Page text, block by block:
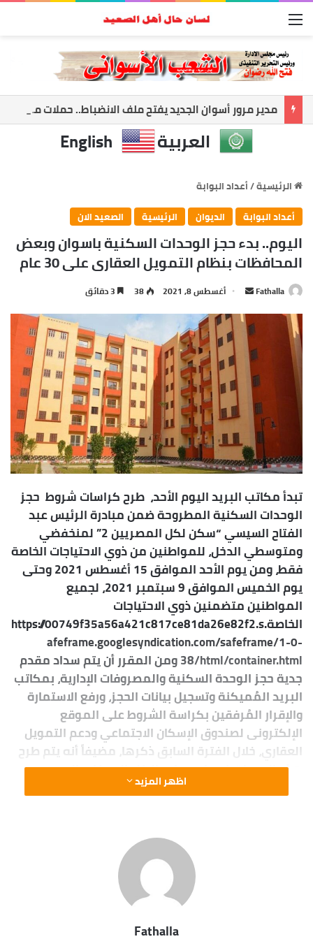
القائمة
مدير مرور أسوان الجديد يفتح ملف الانضباط.. حملات مكثفة لضبط الشارع ومواجهة المخالفات
العربية English
الرئيسية/أعداد البوابة
أعداد البوابة
الديوان الرئيسية الصعيد الان
اليوم.. بدء حجز الوحدات السكنية باسوان وبعض
المحافظات بنظام التمويل العقارى على 30 عام
Fathalla
أرسل
إلكترونيا
أغسطس 8, 2021 38
تبدأ مكاتب البريد اليوم الأحد، طرح كراسات شروط حجز
الوحدات السكنية المطروحة ضمن مبادرة الرئيس عبد
الفتاح السيسي “سكن لكل المصريين 2” لمنخفضي
ومتوسطي الدخل، للمواطنين من ذوي الاحتياجات الخاصة
فقط، ومن يوم الأحد الموافق 15 أغسطس 2021 وحتى
يوم الخميس الموافق 9 سبتمبر 2021، لجميع
المواطنين متضمنين ذوي الاحتياجات
الخاصة.https://00749f35a56a421c817ce81da26e82f2.s
afeframe.googlesyndication.com/safeframe/1-0-
38/html/container.html ومن المقرر أن يتم سداد مقدم
جدية حجز الوحدة السكنية والمصروفات الإدارية، بمكاتب
البريد المُميكنة وتسجيل بيانات الحجز، ورفع الاستمارة
والإقرار المُرفقين بكراسة الشروط على الموقع
الإلكترونى لصندوق الإسكان الاجتماعي ودعم التمويل
العقاري، خلال الفترة السابق ذكرها، مضيفاً أنه يتم طرح
هذه الوحدات فى ضوء طرح البنك المركزي المصري،
(غرفتين وصالة، و3 غرف وصالة)، لمنخفضي ومتوسطي
سنوات (3 غرف وصالة) لمتوسطى الدخل. وأشارت مى
عبدالحميد، الرئيس التنفيذي لصندوق الإسكان
اظهر المزيد
Fathalla